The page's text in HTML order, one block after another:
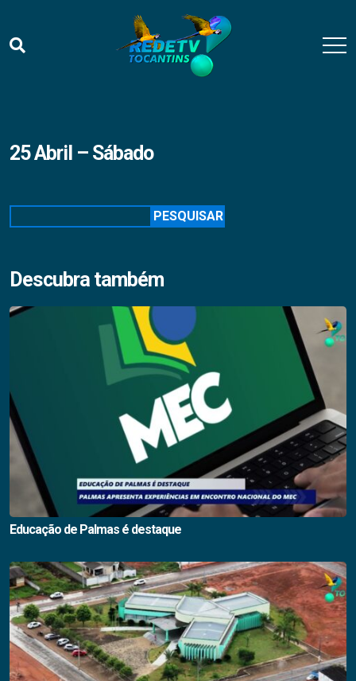
25 Abril – Sábado
PESQUISAR
Descubra também
Educação de Palmas é destaque